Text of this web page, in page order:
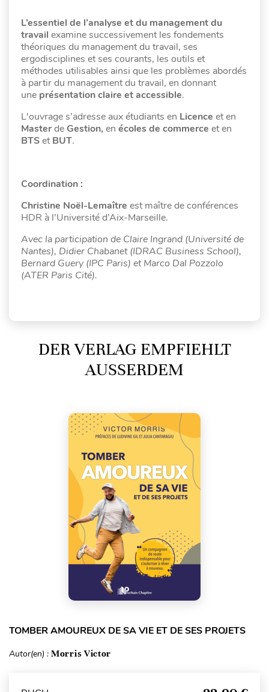
L’essentiel de l’analyse et du management du
travail examine successivement les fondements
théoriques du management du travail, ses
ergodisciplines et ses courants, les outils et
méthodes utilisables ainsi que les problèmes abordés
à partir du management du travail, en donnant
une présentation claire et accessible.
L'ouvrage s’adresse aux étudiants en Licence et en
Masterde Gestion, en écoles de commerce et en
BTSetBUT.
Coordination :
Christine Noël-Lemaître est maître de conférences
HDR à l’Université d’Aix-Marseille.
Avec la participation de Claire Ingrand (Université de
Nantes), Didier Chabanet (IDRAC Business School),
Bernard Guery (IPC Paris) et Marco Dal Pozzolo
(ATER Paris Cité).
DER VERLAG EMPFIEHLT
AUSSERDEM
TOMBER AMOUREUX DE SA VIE ET DE SES PROJETS
Autor(en) : Morris Victor